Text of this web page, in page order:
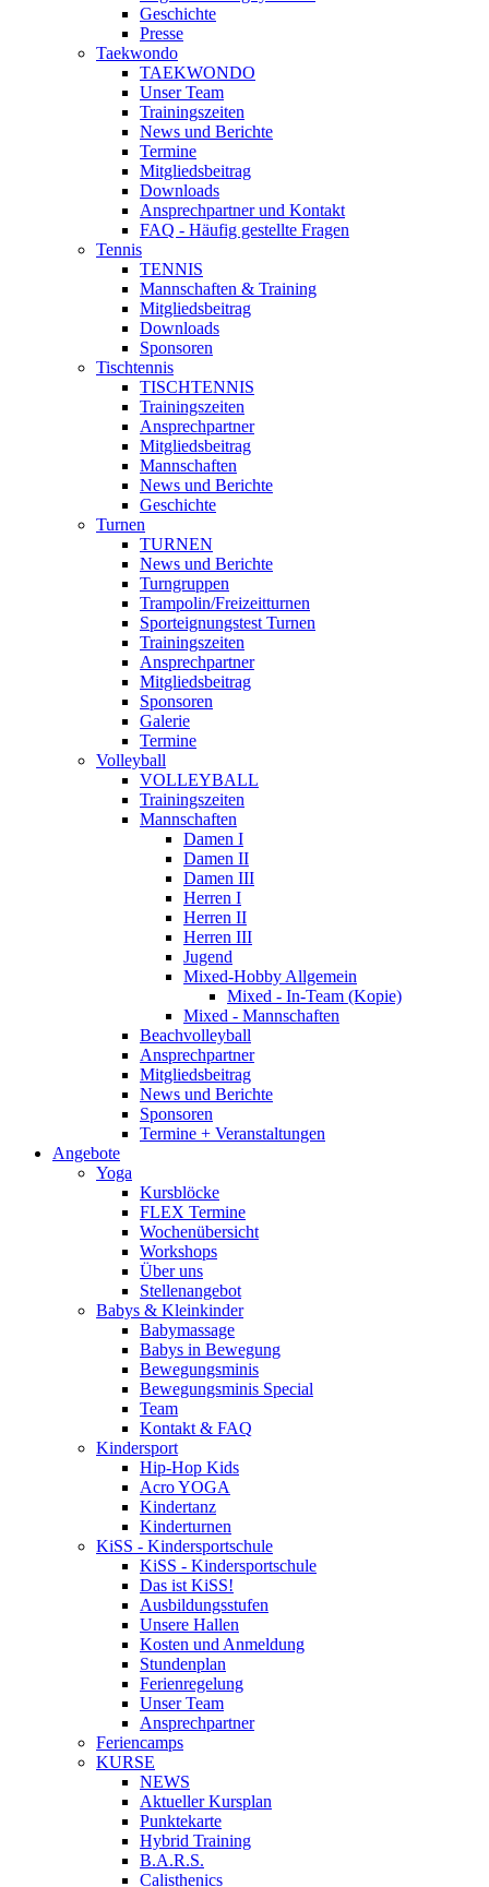
Geschichte
Presse
Taekwondo
TAEKWONDO
Unser Team
Trainingszeiten
News und Berichte
Termine
Mitgliedsbeitrag
Downloads
Ansprechpartner und Kontakt
FAQ - Häufig gestellte Fragen
Tennis
TENNIS
Mannschaften & Training
Mitgliedsbeitrag
Downloads
Sponsoren
Tischtennis
TISCHTENNIS
Trainingszeiten
Ansprechpartner
Mitgliedsbeitrag
Mannschaften
News und Berichte
Geschichte
Turnen
TURNEN
News und Berichte
Turngruppen
Trampolin/Freizeitturnen
Sporteignungstest Turnen
Trainingszeiten
Ansprechpartner
Mitgliedsbeitrag
Sponsoren
Galerie
Termine
Volleyball
VOLLEYBALL
Trainingszeiten
Mannschaften
Damen I
Damen II
Damen III
Herren I
Herren II
Herren III
Jugend
Mixed-Hobby Allgemein
Mixed - In-Team (Kopie)
Mixed - Mannschaften
Beachvolleyball
Ansprechpartner
Mitgliedsbeitrag
News und Berichte
Sponsoren
Termine + Veranstaltungen
Angebote
Yoga
Kursblöcke
FLEX Termine
Wochenübersicht
Workshops
Über uns
Stellenangebot
Babys & Kleinkinder
Babymassage
Babys in Bewegung
Bewegungsminis
Bewegungsminis Special
Team
Kontakt & FAQ
Kindersport
Hip-Hop Kids
Acro YOGA
Kindertanz
Kinderturnen
KiSS - Kindersportschule
KiSS - Kindersportschule
Das ist KiSS!
Ausbildungsstufen
Unsere Hallen
Kosten und Anmeldung
Stundenplan
Ferienregelung
Unser Team
Ansprechpartner
Feriencamps
KURSE
NEWS
Aktueller Kursplan
Punktekarte
Hybrid Training
B.A.R.S.
Calisthenics